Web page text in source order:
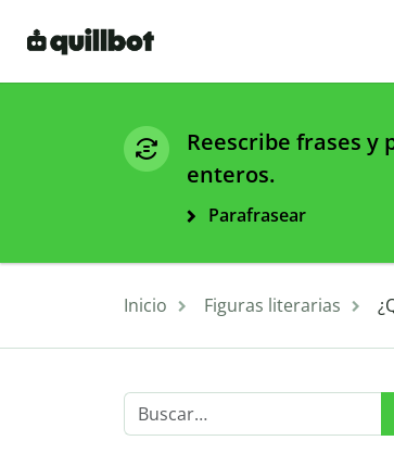
Reescribe frases y
enteros.
Parafrasear
Inicio Figuras literarias